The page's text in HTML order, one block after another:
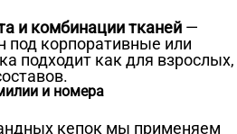
и комбинации тканей —
под корпоративные или
подходит как для взрослых,
и номера
кепок мы применяем